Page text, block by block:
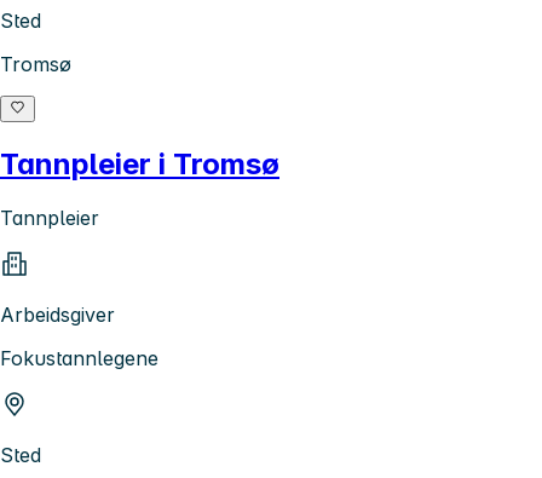
Sted
Tromsø
Tannpleier i Tromsø
Tannpleier
Arbeidsgiver
Fokustannlegene
Sted